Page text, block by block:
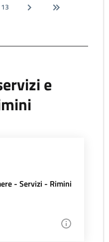
13
e
- Servizi - Rimini